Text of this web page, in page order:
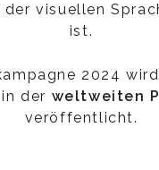
visuellen
ist.
2024
in der weltweiten
veröffentlicht.